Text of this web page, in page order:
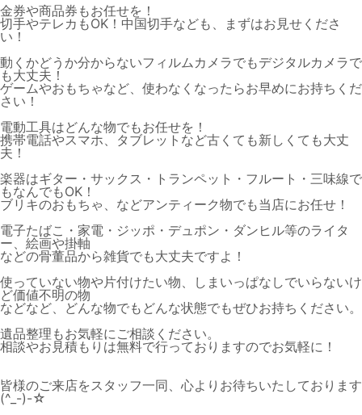
金券や商品券もお任せを！
切手やテレカもOK！中国切手なども、まずはお見せくださ
い！
動くかどうか分からないフィルムカメラでもデジタルカメラで
も大丈夫！
ゲームやおもちゃなど、使わなくなったらお早めにお持ちくだ
さい！
電動工具はどんな物でもお任せを！
携帯電話やスマホ、タブレットなど古くても新しくても大丈
夫！
楽器はギター・サックス・トランペット・フルート・三味線で
もなんでもOK！
ブリキのおもちゃ、などアンティーク物でも当店にお任せ！
電子たばこ・家電・ジッポ・デュポン・ダンヒル等のライタ
ー、絵画や掛軸
などの骨董品から雑貨でも大丈夫ですよ！
使っていない物や片付けたい物、しまいっぱなしでいらないけ
ど価値不明の物
などなど、どんな物でもどんな状態でもぜひお持ちください。
遺品整理もお気軽にご相談ください。
相談やお見積もりは無料で行っておりますのでお気軽に！
皆様のご来店をスタッフ一同、心よりお待ちいたしております
(^_-)-☆